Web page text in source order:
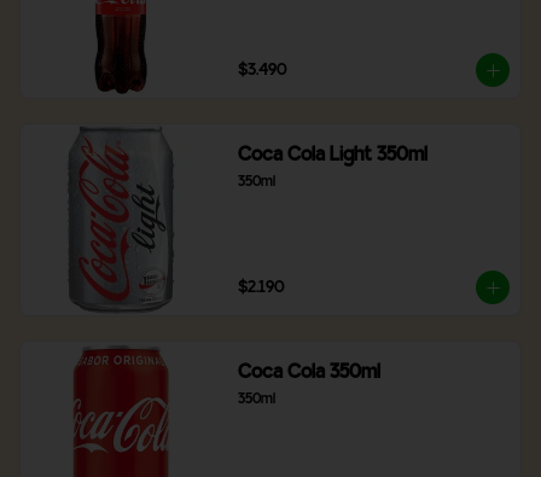
$3.490
Coca Cola Light 350ml
350ml
$2.190
Coca Cola 350ml
350ml